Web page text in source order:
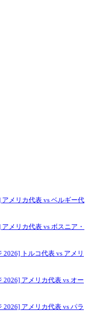
メリカ代表 vs ベルギー代
メリカ代表 vs ボスニア・
トルコ代表 vs アメリ
2026] アメリカ代表 vs オー
アメリカ代表 vs パラ